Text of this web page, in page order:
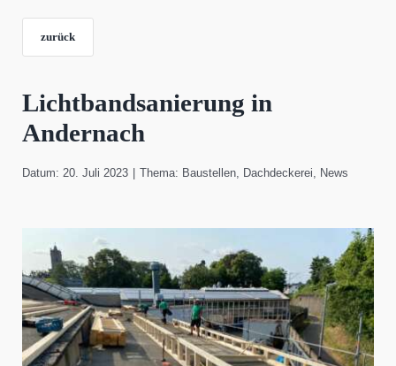
zurück
Lichtbandsanierung in
Andernach
Datum: 20. Juli 2023 Thema: Baustellen Dachdeckerei News